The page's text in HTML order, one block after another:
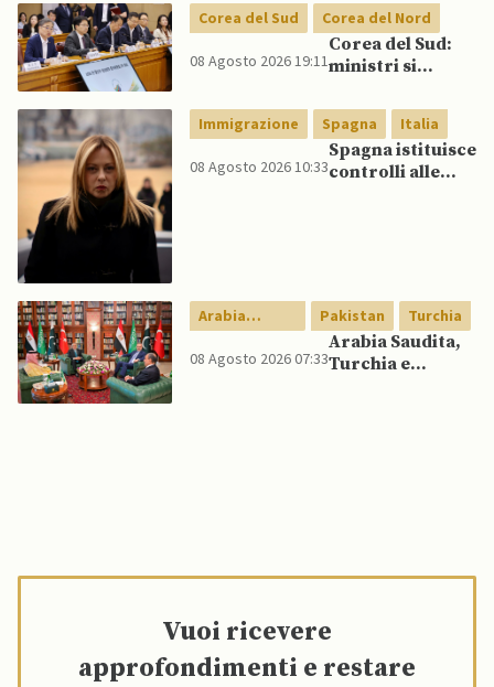
nucleare per
scoraggiare
Cina e Russia
senza innescare
globale
Corea del Sud Corea del Nord
08 Agosto 2026 19:11
Corea del Sud:
ministri si
pubblicamente
su politica con il
Nord, mentre
Lee spinge per
Immigrazione Spagna Italia
08 Agosto 2026 10:33
Spagna istituisce
controlli alle
spagnoli
Arabia
Saudita
Pakistan Turchia
08 Agosto 2026 07:33
Arabia Saudita,
Turchia e
Vuoi ricevere
approfondimenti e restare